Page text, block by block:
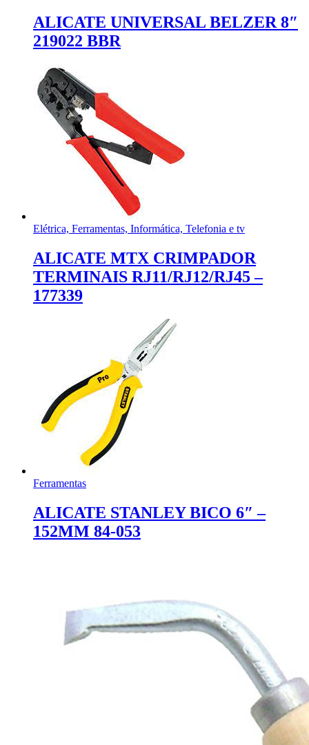
ALICATE UNIVERSAL BELZER 8″
219022 BBR
Elétrica, Ferramentas, Informática, Telefonia e tv
ALICATE MTX CRIMPADOR
TERMINAIS RJ11/RJ12/RJ45 –
177339
Ferramentas
ALICATE STANLEY BICO 6″ –
152MM 84-053